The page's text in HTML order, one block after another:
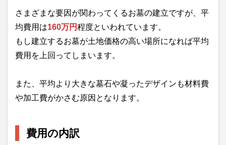
さまざまな要因が関わってくるお墓の建立ですが、平
均費用は160万円程度といわれています。
もし建立するお墓が土地価格の高い場所になれば平均
費用を上回ってしまいます。
また、平均より大きな墓石や凝ったデザインも材料費
や加工費がかさむ原因となります。
費用の内訳